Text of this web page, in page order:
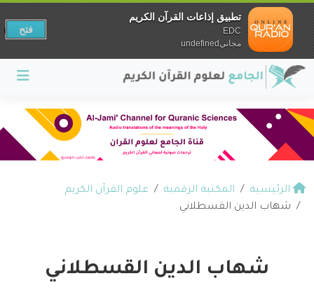
الرئيسية المكتبة الرقمية
علوم القرآن الكريم
شهاب الدين القسطلاني
شهاب الدين القسطلاني
تطبيق إذاعات القرآن الكريم
EDC
مجانيundefined
فتح